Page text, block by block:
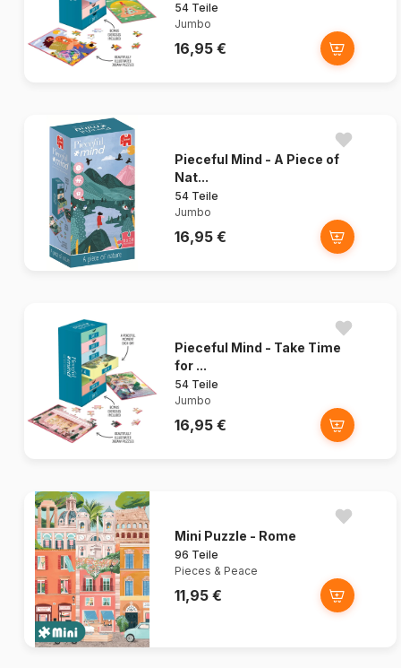
54 Teile
Jumbo
16,95 €
Pieceful Mind - A Piece of
Nat...
54 Teile
Jumbo
16,95 €
Pieceful Mind - Take Time
for ...
54 Teile
Jumbo
16,95 €
Mini Puzzle - Rome
96 Teile
Pieces & Peace
11,95 €